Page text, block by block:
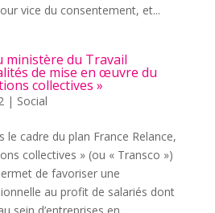
vice du consentement, et...
ministère du Travail
de mise en œuvre du
collectives »
| Social
le cadre du plan France Relance,
collectives » (ou « Transco »)
de favoriser une
au profit de salariés dont